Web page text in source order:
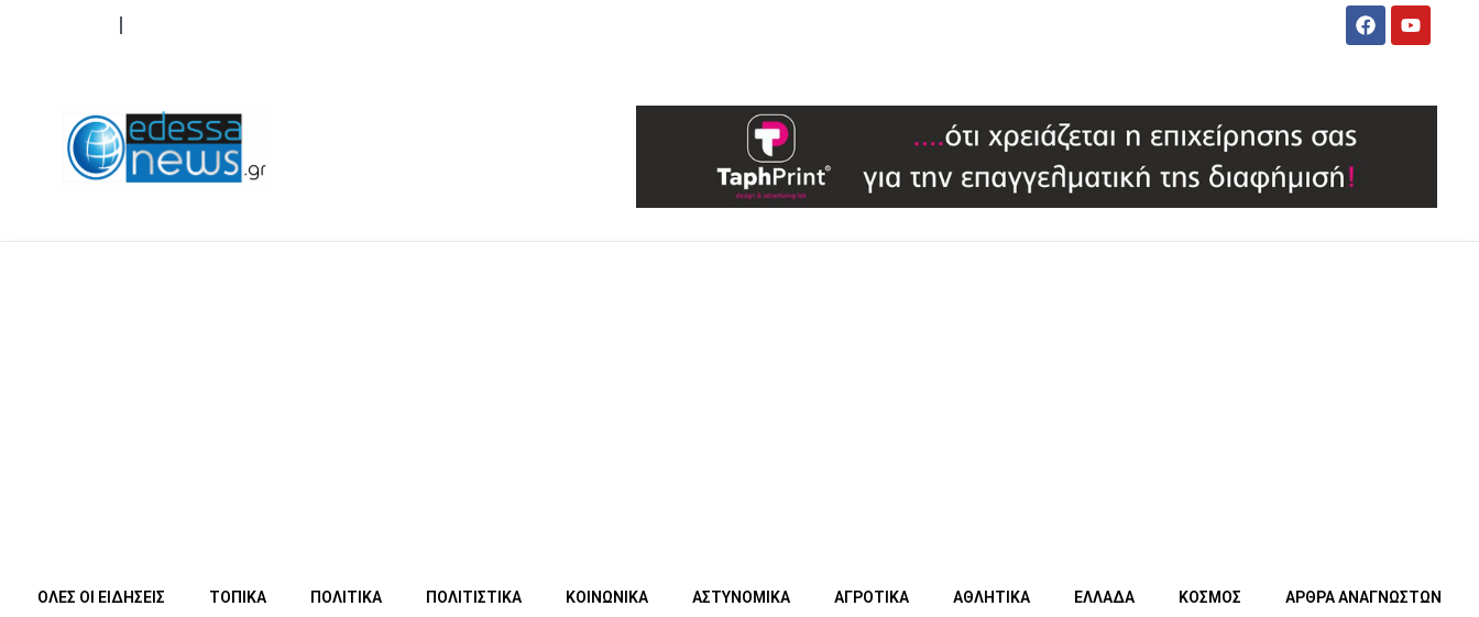
ΟΛΕΣ ΟΙ ΕΙΔΗΣΕΙΣ ΤΟΠΙΚΑ ΠΟΛΙΤΙΚΑ ΠΟΛΙΤΙΣΤΙΚΑ ΚΟΙΝΩΝΙΚΑ ΑΣΤΥΝΟΜΙΚΑ ΑΓΡΟΤΙΚΑ ΑΘΛΗΤΙΚΑ ΕΛΛΑΔΑ ΚΟΣΜΟΣ ΑΡΘΡΑ ΑΝΑΓΝΩΣΤΩΝ